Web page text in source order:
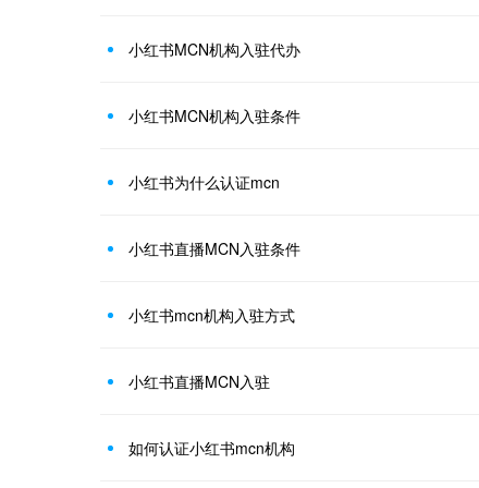
小红书MCN机构入驻代办
小红书MCN机构入驻条件
小红书为什么认证mcn
小红书直播MCN入驻条件
小红书mcn机构入驻方式
小红书直播MCN入驻
如何认证小红书mcn机构